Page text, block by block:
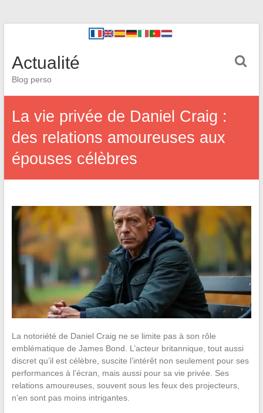
Actualité
Blog perso
La vie privée de Daniel Craig :
des relations amoureuses aux
épouses célèbres
La notoriété de Daniel Craig ne se limite pas à son rôle
emblématique de James Bond. L’acteur britannique, tout aussi
discret qu’il est célèbre, suscite l’intérêt non seulement pour ses
performances à l’écran, mais aussi pour sa vie privée. Ses
relations amoureuses, souvent sous les feux des projecteurs,
n’en sont pas moins intrigantes.